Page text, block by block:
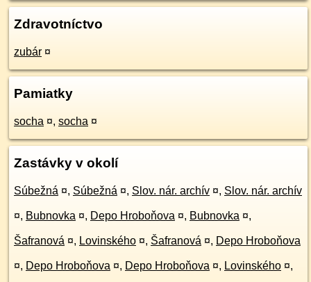
Zdravotníctvo
zubár ¤
Pamiatky
socha ¤, socha ¤
Zastávky v okolí
Súbežná ¤, Súbežná ¤, Slov. nár. archív ¤, Slov. nár. archív
¤, Bubnovka ¤, Depo Hroboňova ¤, Bubnovka ¤,
Šafranová ¤, Lovinského ¤, Šafranová ¤, Depo Hroboňova
¤, Depo Hroboňova ¤, Depo Hroboňova ¤, Lovinského ¤,